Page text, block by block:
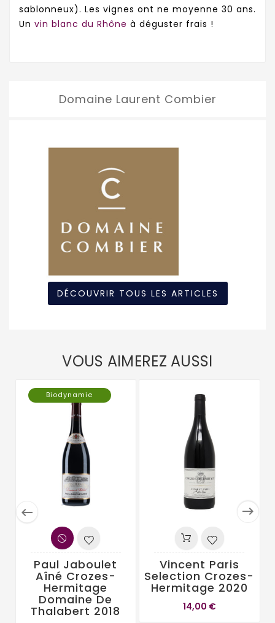
sablonneux). Les vignes ont ne moyenne 30 ans.
Un vin blanc du Rhône à déguster frais !
Domaine Laurent Combier
DÉCOUVRIR TOUS LES ARTICLES
VOUS AIMEREZ AUSSI
 
Biodynamie
Paul Jaboulet
Aîné Crozes-
Hermitage
Domaine De
Thalabert 2018
Vincent Paris
Selection Crozes-
Hermitage 2020
14,00 €